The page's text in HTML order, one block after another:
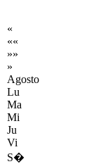
«
««
»»
»
Agosto
Lu
Ma
Mi
Ju
Vi
S�